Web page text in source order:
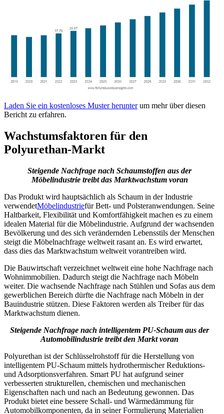
Laden Sie ein kostenloses Muster herunterum mehr über diesen
Bericht zu erfahren.
Wachstumsfaktoren für den
Polyurethan-Markt
Steigende Nachfrage nach Schaumstoffen aus der
Möbelindustrie treibt das Marktwachstum voran
Das Produkt wird hauptsächlich als Schaum in der Industrie
verwendetMöbelindustriefür Bett- und Polsteranwendungen. Seine
Haltbarkeit, Flexibilität und Komfortfähigkeit machen es zu einem
idealen Material für die Möbelindustrie. Aufgrund der wachsenden
Bevölkerung und des sich verändernden Lebensstils der Menschen
steigt die Möbelnachfrage weltweit rasant an. Es wird erwartet,
dass dies das Marktwachstum weltweit vorantreiben wird.
Die Bauwirtschaft verzeichnet weltweit eine hohe Nachfrage nach
Wohnimmobilien. Dadurch steigt die Nachfrage nach Möbeln
weiter. Die wachsende Nachfrage nach Stühlen und Sofas aus dem
gewerblichen Bereich dürfte die Nachfrage nach Möbeln in der
Bauindustrie stützen. Diese Faktoren werden als Treiber für das
Marktwachstum dienen.
Steigende Nachfrage nach intelligentem PU-Schaum aus der
Automobilindustrie treibt den Markt voran
Polyurethan ist der Schlüsselrohstoff für die Herstellung von
intelligentem PU-Schaum mittels hydrothermischer Reduktions-
und Adsorptionsverfahren. Smart PU hat aufgrund seiner
verbesserten strukturellen, chemischen und mechanischen
Eigenschaften nach und nach an Bedeutung gewonnen. Das
Produkt bietet eine bessere Schall- und Wärmedämmung für
Automobilkomponenten, da in seiner Formulierung Materialien